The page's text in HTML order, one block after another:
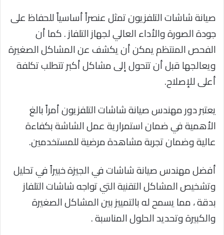
صيانة شاشات التلفزيون تمثل عنصراً أساسياً للحفاظ على
جودة الصورة والأداء العالي لجهاز التلفاز . كما أن
الفحص المنتظم يمكن أن يكشف عن المشاكل الصغيرة
ويعالجها قبل أن تتحول إلى مشاكل أكبر تتطلب تكلفة
أعلى للإصلاح.
يعتبر دور مهندس صيانة شاشات التلفزيون أمراً بالغ
الأهمية في ضمان استمرارية عمل الشاشة بكفاءة
عالية وضمان تجربة مشاهدة مرضية للمستخدمين.
أفضل مهندس صيانة شاشات في الجيزة خبيراً في تحليل
وتشخيص المشاكل التقنية التي تواجه شاشات التلفاز
بدقة ، مما يسمح له بالتمييز بين المشاكل الصغيرة
والكبيرة وتحديد الحلول المناسبة .